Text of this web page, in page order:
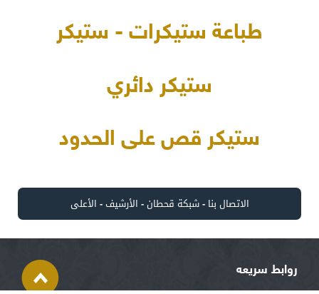
طباعة ستيكرات - ستيكر
ستيكر دائري
ستيكر قص على الحدود
الاتصال بنا -شبكة قحطان- الأرشيف- الأعلى
روابط سريعه